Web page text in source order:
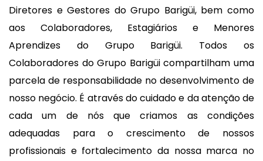
Diretores e Gestores do Grupo Barigüi, bem como
aos Colaboradores, Estagiários e Menores
Aprendizes do Grupo Barigüi. Todos os
Colaboradores do Grupo Barigüi compartilham uma
parcela de responsabilidade no desenvolvimento de
nosso negócio. É através do cuidado e da atenção de
cada um de nós que criamos as condições
adequadas para o crescimento de nossos
profissionais e fortalecimento da nossa marca no